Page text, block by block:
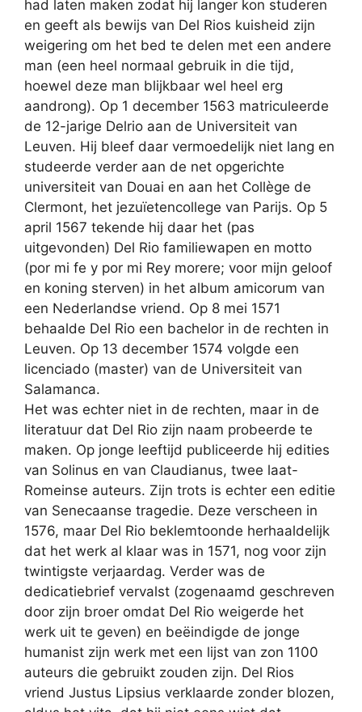
had laten maken zodat hij langer kon studeren
en geeft als bewijs van Del Rios kuisheid zijn
weigering om het bed te delen met een andere
man (een heel normaal gebruik in die tijd,
hoewel deze man blijkbaar wel heel erg
aandrong). Op 1 december 1563 matriculeerde
de 12-jarige Delrio aan de Universiteit van
Leuven. Hij bleef daar vermoedelijk niet lang en
studeerde verder aan de net opgerichte
universiteit van Douai en aan het Collège de
Clermont, het jezuïetencollege van Parijs. Op 5
april 1567 tekende hij daar het (pas
uitgevonden) Del Rio familiewapen en motto
(por mi fe y por mi Rey morere; voor mijn geloof
en koning sterven) in het album amicorum van
een Nederlandse vriend. Op 8 mei 1571
behaalde Del Rio een bachelor in de rechten in
Leuven. Op 13 december 1574 volgde een
licenciado (master) van de Universiteit van
Salamanca.
Het was echter niet in de rechten, maar in de
literatuur dat Del Rio zijn naam probeerde te
maken. Op jonge leeftijd publiceerde hij edities
van Solinus en van Claudianus, twee laat-
Romeinse auteurs. Zijn trots is echter een editie
van Senecaanse tragedie. Deze verscheen in
1576, maar Del Rio beklemtoonde herhaaldelijk
dat het werk al klaar was in 1571, nog voor zijn
twintigste verjaardag. Verder was de
dedicatiebrief vervalst (zogenaamd geschreven
door zijn broer omdat Del Rio weigerde het
werk uit te geven) en beëindigde de jonge
humanist zijn werk met een lijst van zon 1100
auteurs die gebruikt zouden zijn. Del Rios
vriend Justus Lipsius verklaarde zonder blozen,